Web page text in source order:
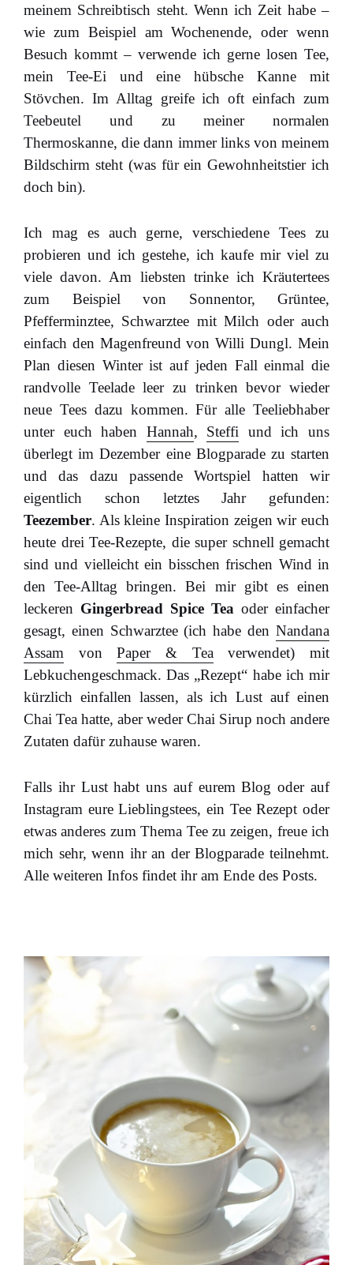
meinem Schreibtisch steht. Wenn ich Zeit habe –
wie zum Beispiel am Wochenende, oder wenn
Besuch kommt – verwende ich gerne losen Tee,
mein Tee-Ei und eine hübsche Kanne mit
Stövchen. Im Alltag greife ich oft einfach zum
Teebeutel und zu meiner normalen
Thermoskanne, die dann immer links von meinem
Bildschirm steht (was für ein Gewohnheitstier ich
doch bin).
Ich mag es auch gerne, verschiedene Tees zu
probieren und ich gestehe, ich kaufe mir viel zu
viele davon. Am liebsten trinke ich Kräutertees
zum Beispiel von Sonnentor, Grüntee,
Pfefferminztee, Schwarztee mit Milch oder auch
einfach den Magenfreund von Willi Dungl. Mein
Plan diesen Winter ist auf jeden Fall einmal die
randvolle Teelade leer zu trinken bevor wieder
neue Tees dazu kommen. Für alle Teeliebhaber
unter euch haben Hannah, Steffi und ich uns
überlegt im Dezember eine Blogparade zu starten
und das dazu passende Wortspiel hatten wir
eigentlich schon letztes Jahr gefunden:
Teezember. Als kleine Inspiration zeigen wir euch
heute drei Tee-Rezepte, die super schnell gemacht
sind und vielleicht ein bisschen frischen Wind in
den Tee-Alltag bringen. Bei mir gibt es einen
leckeren Gingerbread Spice Tea oder einfacher
gesagt, einen Schwarztee (ich habe den Nandana
Assam vonPaper & Teaverwendet) mit
Lebkuchengeschmack. Das „Rezept“ habe ich mir
kürzlich einfallen lassen, als ich Lust auf einen
Chai Tea hatte, aber weder Chai Sirup noch andere
Zutaten dafür zuhause waren.
Falls ihr Lust habt uns auf eurem Blog oder auf
Instagram eure Lieblingstees, ein Tee Rezept oder
etwas anderes zum Thema Tee zu zeigen, freue ich
mich sehr, wenn ihr an der Blogparade teilnehmt.
Alle weiteren Infos findet ihr am Ende des Posts.